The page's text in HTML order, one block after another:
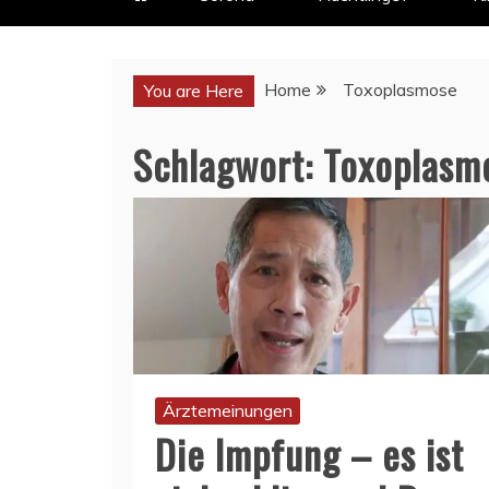
You are Here Home Toxoplasmose
Schlagwort:
Ärztemeinungen
Die Impfung – es ist